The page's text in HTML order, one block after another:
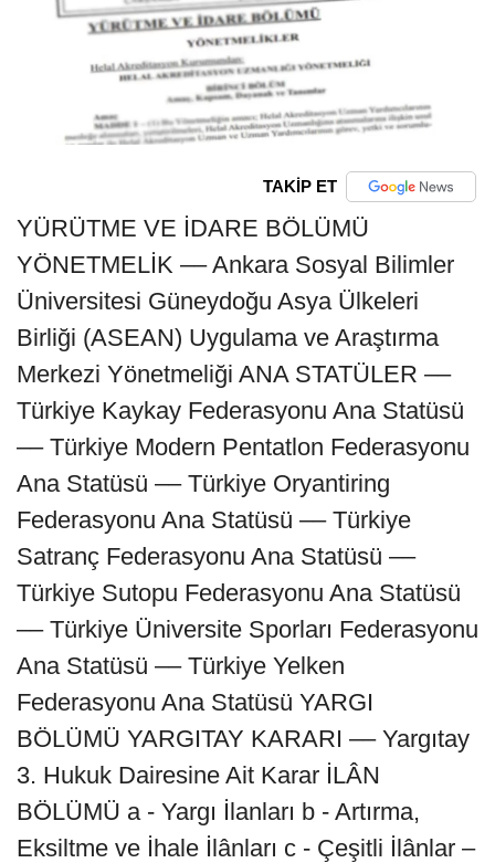
TAKİP ET
YÜRÜTME VE İDARE BÖLÜMÜ
YÖNETMELİK –– Ankara Sosyal Bilimler
Üniversitesi Güneydoğu Asya Ülkeleri
Birliği (ASEAN) Uygulama ve Araştırma
Merkezi Yönetmeliği ANA STATÜLER ––
Türkiye Kaykay Federasyonu Ana Statüsü
–– Türkiye Modern Pentatlon Federasyonu
Ana Statüsü –– Türkiye Oryantiring
Federasyonu Ana Statüsü –– Türkiye
Satranç Federasyonu Ana Statüsü ––
Türkiye Sutopu Federasyonu Ana Statüsü
–– Türkiye Üniversite Sporları Federasyonu
Ana Statüsü –– Türkiye Yelken
Federasyonu Ana Statüsü YARGI
BÖLÜMÜ YARGITAY KARARI –– Yargıtay
3. Hukuk Dairesine Ait Karar İLÂN
BÖLÜMÜ a - Yargı İlanları b - Artırma,
Eksiltme ve İhale İlânları c - Çeşitli İlânlar –